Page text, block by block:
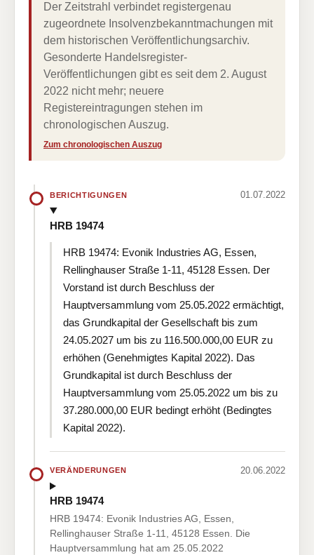
Der Zeitstrahl verbindet registergenau
zugeordnete Insolvenzbekanntmachungen mit
dem historischen Veröffentlichungsarchiv.
Gesonderte Handelsregister-
Veröffentlichungen gibt es seit dem 2. August
2022 nicht mehr; neuere
Registereintragungen stehen im
chronologischen Auszug.
Zum chronologischen Auszug
BERICHTIGUNGEN 01.07.2022
HRB 19474
HRB 19474: Evonik Industries AG, Essen,
Rellinghauser Straße 1-11, 45128 Essen. Der
Vorstand ist durch Beschluss der
Hauptversammlung vom 25.05.2022 ermächtigt,
das Grundkapital der Gesellschaft bis zum
24.05.2027 um bis zu 116.500.000,00 EUR zu
erhöhen (Genehmigtes Kapital 2022). Das
Grundkapital ist durch Beschluss der
Hauptversammlung vom 25.05.2022 um bis zu
37.280.000,00 EUR bedingt erhöht (Bedingtes
Kapital 2022).
VERÄNDERUNGEN 20.06.2022
HRB 19474
HRB 19474: Evonik Industries AG, Essen,
Rellinghauser Straße 1-11, 45128 Essen. Die
Hauptversammlung hat am 25.05.2022